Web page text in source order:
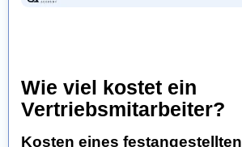
Wie viel kostet ein
Vertriebsmitarbeiter?
Kosten eines festangestellten